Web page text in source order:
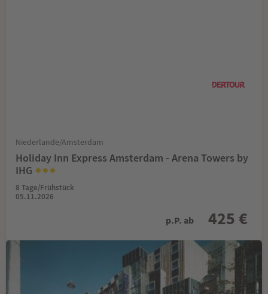
Niederlande/Amsterdam
Holiday Inn Express Amsterdam - Arena Towers by
IHG
8 Tage/Frühstück
05.11.2026
p.P. ab 425 €